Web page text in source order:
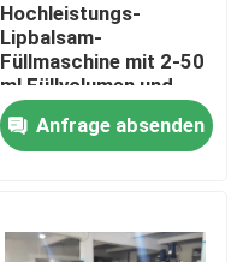
Hochleistungs-
Lipbalsam-
Füllmaschine mit 2-50
ml Füllvolumen und
100 l Tankvolumen
Anfrage absenden